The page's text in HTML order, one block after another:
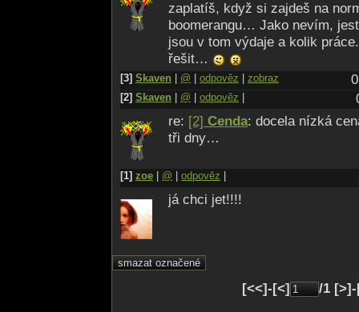
zaplatíš, když si zajdeš na
boomerangu… Jako nevím,
jsou v tom výdaje a kolik
řešit…
[3] Skaven @ odpověz zobraz
[2] Skaven @ odpověz
re: [2] Cenda: docela nízká
tři dny…
[1] zoe @ odpověz
já chci jet!!!!
[<<]-[<] /1